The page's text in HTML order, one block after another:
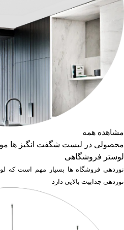
مشاهده همه
محصولی در لیست شگفت انگیز ها
لوستر فروشگاهی
نوردهی فروشگاه ها بسیار مهم است که
نوردهی جذابیت بالایی دارد